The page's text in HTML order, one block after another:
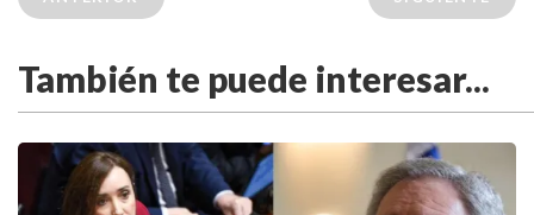
También te puede interesar...